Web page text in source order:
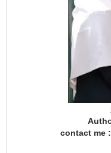
contact me